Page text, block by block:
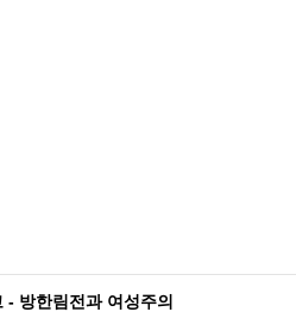
- 방한림전과 여성주의